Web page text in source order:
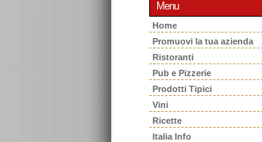
Menu
Home
Promuovi la tua azienda
Ristoranti
Pub e Pizzerie
Prodotti Tipici
Vini
Ricette
Italia Info